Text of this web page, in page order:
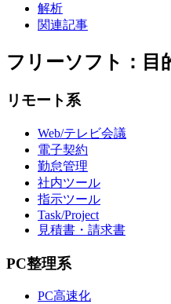
解析
関連記事
フリーソフト：目
リモート系
Web/テレビ会議
電子契約
勤怠管理
社内ツール
指示ツール
Task/Project
見積書・請求書
PC整理系
PC高速化